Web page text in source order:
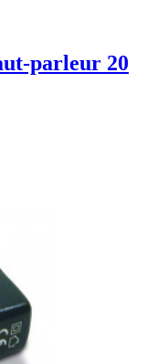
parleur 20